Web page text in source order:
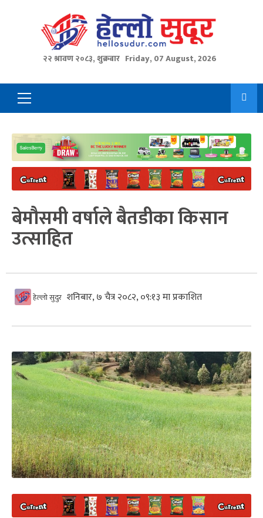
२२ श्रावण २०८३, शुक्रबार Friday, 07 August, 2026
Primary
Menu
बेमौसमी वर्षाले बैतडीका किसान
उत्साहित
हेल्लो सुदुर शनिबार, ७ चैत्र २०८२, ०९:१३ मा प्रकाशित